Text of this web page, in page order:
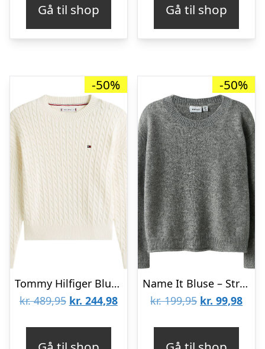
var:
kr. 219,95.kr. 109,98.
Gå til shop
var:
kr. 179,95.
kr.
Gå til shop
-50%
Tommy Hilfiger Bluse – Strik – Ivory Silk
kr.489,95 Den
kr. 244,98Den
-50%
Name It Bluse – Strik – NkfOriane – Grey Melange
kr.199,95 Den
kr. 99,98Den